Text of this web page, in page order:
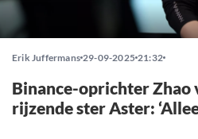
Erik Juffermans 29-09-2025 21:32
Binance-oprichter
rijzende ster Aster: